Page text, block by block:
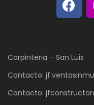
Carpinteria – San Luis
Contacto:
Contacto: